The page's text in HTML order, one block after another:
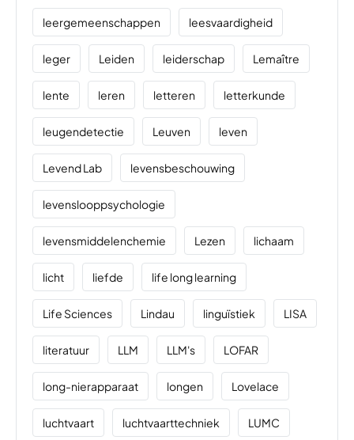
leergemeenschappen leesvaardigheid
leger Leiden leiderschap Lemaître
lente leren letteren letterkunde
leugendetectie Leuven leven
Levend Lab levensbeschouwing
levenslooppsychologie
levensmiddelenchemie Lezen lichaam
licht liefde life long learning
Life Sciences Lindau linguïstiek LISA
literatuur LLM LLM's LOFAR
long-nierapparaat longen Lovelace
luchtvaart luchtvaarttechniek LUMC